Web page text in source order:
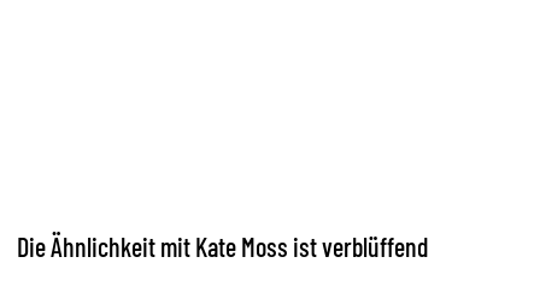
Die Ähnlichkeit mit Kate Moss ist verblüffend